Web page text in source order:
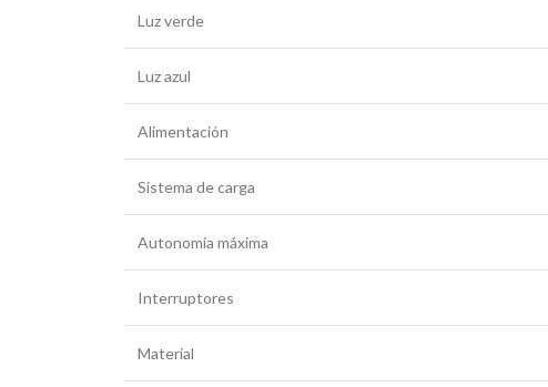
Luz verde
Luz azul
Alimentación
Sistema de carga
Autonomía máxima
Interruptores
Material